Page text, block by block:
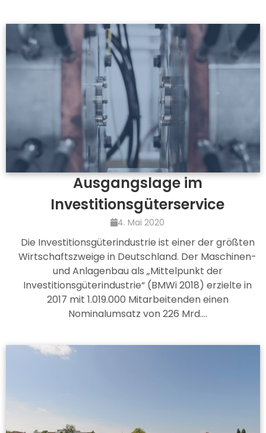
Ausgangslage im
Investitionsgüterservice
4. Mai 2020
Die Investitionsgüterindustrie ist einer der größten
Wirtschaftszweige in Deutschland. Der Maschinen-
und Anlagenbau als „Mittelpunkt der
Investitionsgüterindustrie“ (BMWi 2018) erzielte in
2017 mit 1.019.000 Mitarbeitenden einen
Nominalumsatz von 226 Mrd.…